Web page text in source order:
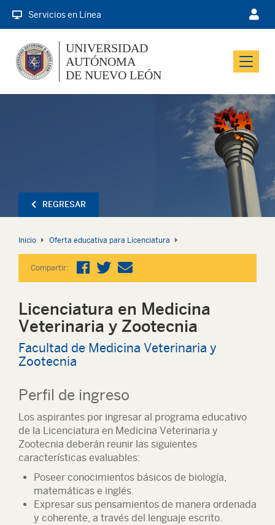
Servicios en Línea
Menu
UNIVERSIDAD
AUTÓNOMA
DE NUEVO LEÓN
REGRESAR
Inicio Oferta educativa para Licenciatura
Compartir:
Licenciatura en Medicina
Veterinaria y Zootecnia
Facultad de Medicina Veterinaria y
Zootecnia
Perfil de ingreso
Los aspirantes por ingresar al programa educativo
de la Licenciatura en Medicina Veterinaria y
Zootecnia deberán reunir las siguientes
características evaluables:
Poseer conocimientos básicos de biología,
matemáticas e inglés.
Expresar sus pensamientos de manera ordenada
y coherente, a través del lenguaje escrito.